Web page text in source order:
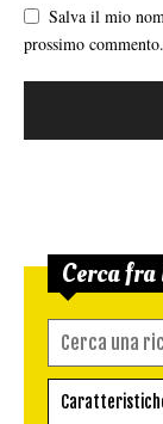
Salva il mio
prossimo commento.
Cerca